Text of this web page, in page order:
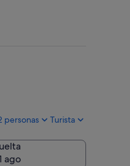
personas Turista
ago